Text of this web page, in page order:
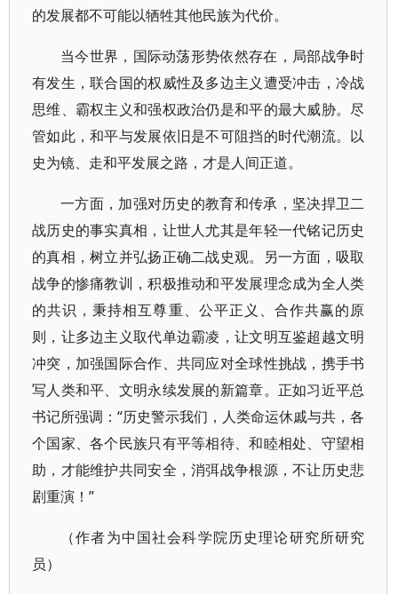
的发展都不可能以牺牲其他民族为代价。
当今世界，国际动荡形势依然存在，局部战争时
有发生，联合国的权威性及多边主义遭受冲击，冷战
思维、霸权主义和强权政治仍是和平的最大威胁。尽
管如此，和平与发展依旧是不可阻挡的时代潮流。以
史为镜、走和平发展之路，才是人间正道。
一方面，加强对历史的教育和传承，坚决捍卫二
战历史的事实真相，让世人尤其是年轻一代铭记历史
的真相，树立并弘扬正确二战史观。另一方面，吸取
战争的惨痛教训，积极推动和平发展理念成为全人类
的共识，秉持相互尊重、公平正义、合作共赢的原
则，让多边主义取代单边霸凌，让文明互鉴超越文明
冲突，加强国际合作、共同应对全球性挑战，携手书
写人类和平、文明永续发展的新篇章。正如习近平总
书记所强调：“历史警示我们，人类命运休戚与共，各
个国家、各个民族只有平等相待、和睦相处、守望相
助，才能维护共同安全，消弭战争根源，不让历史悲
剧重演！”
（作者为中国社会科学院历史理论研究所研究
员）